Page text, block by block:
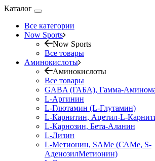
Каталог
Все категории
Now Sports
Now Sports
Все товары
Аминокислоты
Аминокислоты
Все товары
GABA (ГАБА), Гамма-
L-Аргинин
L-Глютамин (L-Глутамин)
L-Карнитин, Ацетил-L-
L-Карнозин, Бета-Аланин
L-Лизин
L-Метионин, SAMe (САМе, S-
АденозилМетионин)